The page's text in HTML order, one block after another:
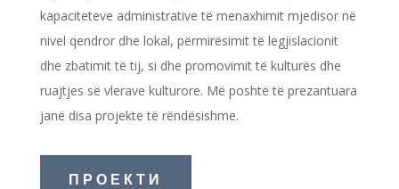
kapaciteteve administrative të menaxhimit mjedisor në
nivel qendror dhe lokal, përmirësimit të legjislacionit
dhe zbatimit të tij, si dhe promovimit të kulturës dhe
ruajtjes së vlerave kulturore. Më poshtë të prezantuara
janë disa projekte të rëndësishme.
ПРОЕКТИ